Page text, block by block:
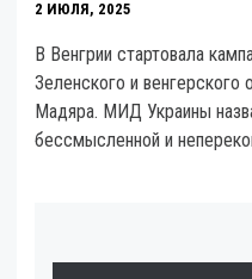
2 ИЮЛЯ, 2025
В Венгрии стартовала
Зеленского и венгерского
Мадяра. МИД Украины
бессмысленной и